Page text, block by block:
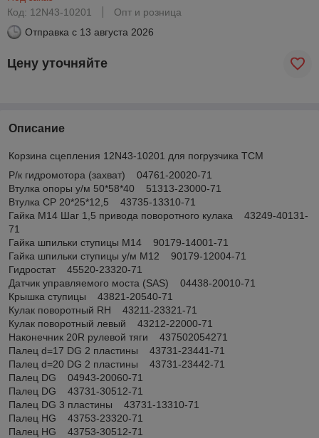
Код: 12N43-10201
Опт и розница
Отправка с 13 августа 2026
Цену уточняйте
Описание
Корзина сцепления 12N43-10201 для погрузчика TCM
Р/к гидромотора (захват) 04761-20020-71
Втулка опоры у/м 50*58*40 51313-23000-71
Втулка СР 20*25*12,5 43735-13310-71
Гайка М14 Шаг 1,5 привода поворотного кулака 43249-40131-
71
Гайка шпильки ступицы М14 90179-14001-71
Гайка шпильки ступицы у/м М12 90179-12004-71
Гидростат 45520-23320-71
Датчик управляемого моста (SAS) 04438-20010-71
Крышка ступицы 43821-20540-71
Кулак поворотный RH 43211-23321-71
Кулак поворотный левый 43212-22000-71
Наконечник 20R рулевой тяги 437502054271
Палец d=17 DG 2 пластины 43731-23441-71
Палец d=20 DG 2 пластины 43731-23442-71
Палец DG 04943-20060-71
Палец DG 43731-30512-71
Палец DG 3 пластины 43731-13310-71
Палец HG 43753-23320-71
Палец HG 43753-30512-71